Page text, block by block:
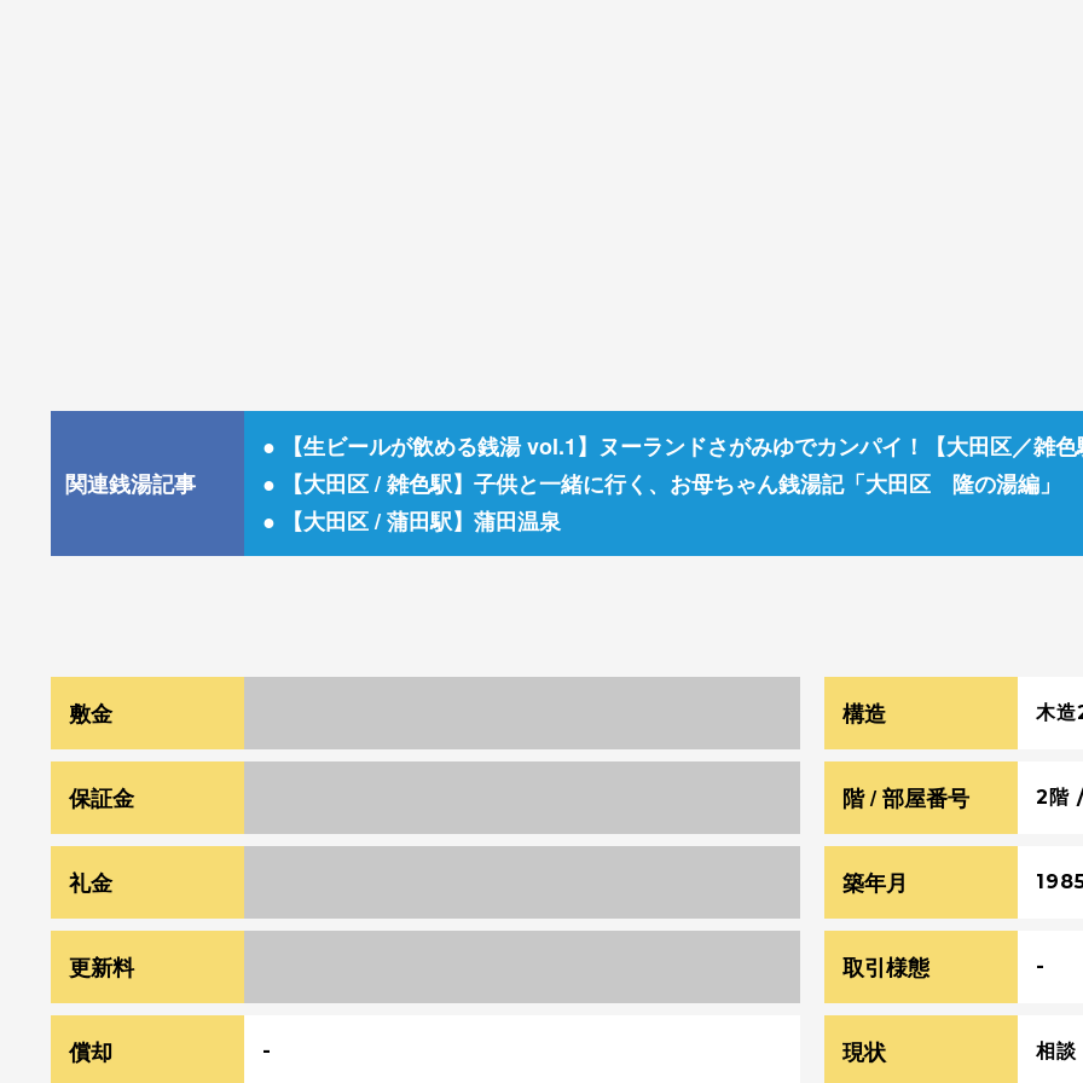
関連銭湯記事
● 【生ビールが飲める銭湯 vol.1】ヌーランドさがみゆでカンパイ！【大田区／雑色
● 【大田区 / 雑色駅】子供と一緒に行く、お母ちゃん銭湯記「大田区 隆の湯編」
● 【大田区 / 蒲田駅】蒲田温泉
敷金
保証金
礼金
更新料
償却 -
構造 木造
階 / 部屋番号 2階
築年月
取引様態 -
現状 相談